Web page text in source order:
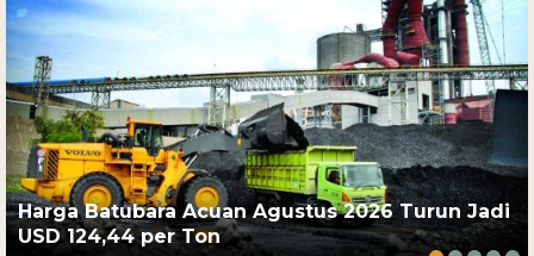
Harga Batubara Acuan Agustus 2026 Turun Jadi
USD 124,44 per Ton